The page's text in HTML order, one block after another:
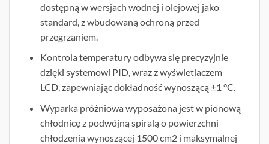
dostępną w wersjach wodnej i olejowej jako
standard, z wbudowaną ochroną przed
przegrzaniem.
Kontrola temperatury odbywa się precyzyjnie
dzięki systemowi PID, wraz z wyświetlaczem
LCD, zapewniając dokładność wynoszącą ±1 °C.
Wyparka próżniowa wyposażona jest w pionową
chłodnicę z podwójną spiralą o powierzchni
chłodzenia wynoszącej 1500 cm2 i maksymalnej